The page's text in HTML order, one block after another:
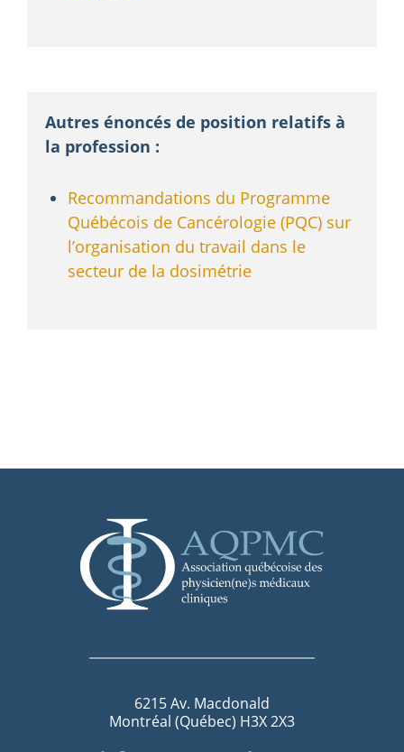
Autres énoncés de position relatifs à
la profession :
Recommandations du Programme
Québécois de Cancérologie (PQC) sur
l’organisation du travail dans le
secteur de la dosimétrie
6215 Av. Macdonald
Montréal (Québec) H3X 2X3